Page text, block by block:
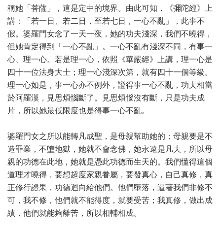
稱她「菩薩」，這是定中的境界。由此可知，《彌陀經》上
講：「若一日、若二日，至若七日，一心不亂」，此事不
假。婆羅門女念了一天一夜，她的功夫淺深，我們不曉得，
但她肯定得到「一心不亂」。一心不亂有淺深不同，有事一
心、理一心。若是理一心，依照《華嚴經》上講，理一心是
四十一位法身大士；理一心淺深次第，就有四十一個等級。
理一心如是，事一心亦不例外，證得事一心不亂，功夫相當
於阿羅漢，見思煩惱斷了。見思煩惱沒有斷，只是功夫成
片，所以她最低限度也是得事一心不亂。
婆羅門女之所以能轉凡成聖，是母親幫助她的；母親要是不
造罪業，不墮地獄，她就不會念佛，她永遠是凡夫，所以母
親的功德在此地，她就是憑此功德而生天的。我們懂得這個
道理才曉得，要想超度家親眷屬，要發真心，自己真修，真
正修行證果，功德迴向給他們。他們墮落，逼著我們非修不
可，我不修，他們就不能得度，就要受苦；我真修，做出成
績，他們就能夠離苦，所以相輔相成。